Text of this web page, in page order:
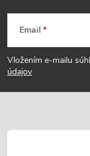
Z
á
p
t
Email
Vložením e-mailu
údajov